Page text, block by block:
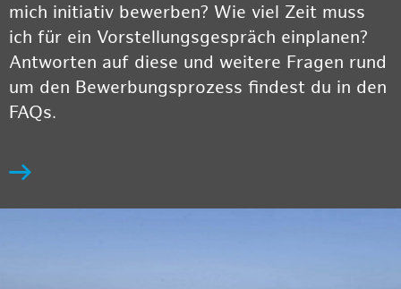
mich initiativ bewerben? Wie viel Zeit muss
ich für ein Vorstellungsgespräch einplanen?
Antworten auf diese und weitere Fragen rund
um den Bewerbungsprozess findest du in den
FAQs.